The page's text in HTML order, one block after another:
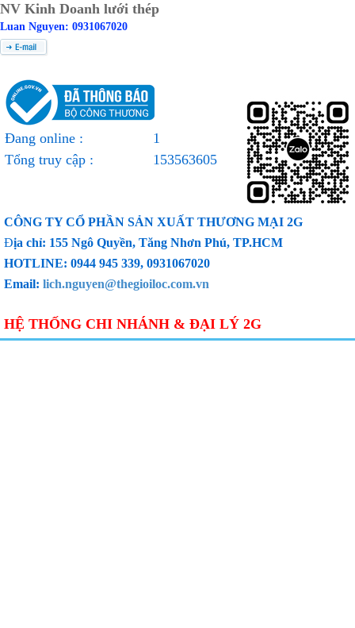
NV Kinh Doanh lưới thép
Luan Nguyen: 0931067020
Đang online :
1
Tổng truy cập :
153563605
CÔNG TY CỔ PHẦN SẢN XUẤT THƯƠNG MẠI 2G
Địa chỉ: 155 Ngô Quyền, Tăng Nhơn Phú, TP.HCM
HOTLINE: 0944 945 339, 0931067020
Email: lich.nguyen@thegioiloc.com.vn
HỆ THỐNG CHI NHÁNH & ĐẠI LÝ 2G